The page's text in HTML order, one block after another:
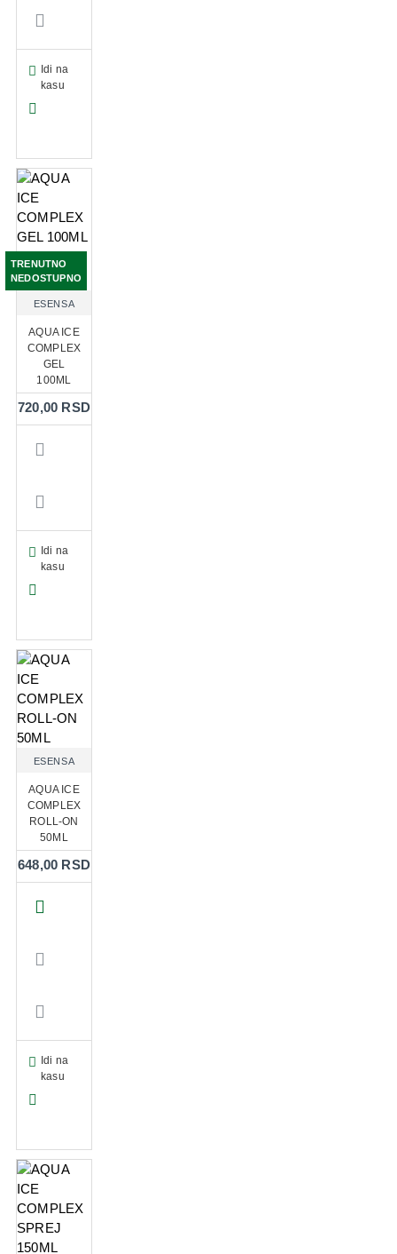
Idi na
kasu
TRENUTNO
NEDOSTUPNO
ESENSA
AQUA ICE
COMPLEX
GEL
100ML
720,00 RSD
Idi na
kasu
ESENSA
AQUA ICE
COMPLEX
ROLL-ON
50ML
648,00 RSD
Idi na
kasu